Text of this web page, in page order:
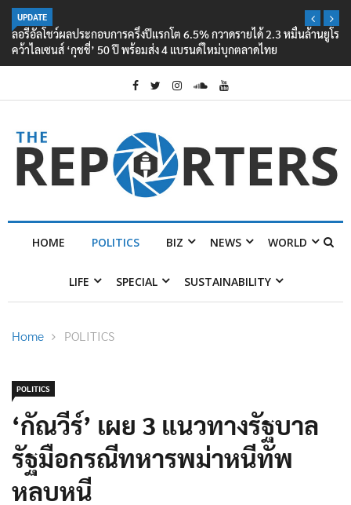
UPDATE
ลอรีอัลโชว์ผลประกอบการครึ่งปีแรกโต 6.5% กวาดรายได้ 2.3 หมื่นล้านยูโร
คว้าไลเซนส์ ‘กุชชี่’ 50 ปี พร้อมส่ง 4 แบรนด์ใหม่บุกตลาดไทย
HOME POLITICS BIZ NEWS WORLD
LIFE SPECIAL SUSTAINABILITY
Home POLITICS
POLITICS
‘กัณวีร์’ เผย 3 แนวทางรัฐบาล
รัฐมือกรณีทหารพม่าหนีทัพ
หลบหนี